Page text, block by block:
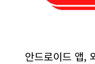
안드로이드 앱,